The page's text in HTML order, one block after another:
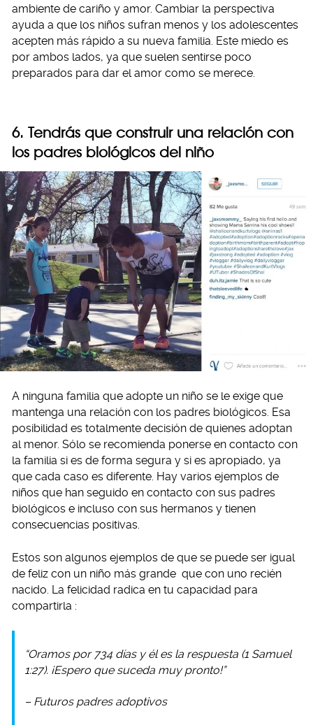
ambiente de cariño y amor. Cambiar la perspectiva
ayuda a que los niños sufran menos y los adolescentes
acepten más rápido a su nueva familia. Este miedo es
por ambos lados, ya que suelen sentirse poco
preparados para dar el amor como se merece.
6. Tendrás que construir una relación con
los padres biológicos del niño
A ninguna familia que adopte un niño se le exige que
mantenga una relación con los padres biológicos. Esa
posibilidad es totalmente decisión de quienes adoptan
al menor. Sólo se recomienda ponerse en contacto con
la familia si es de forma segura y si es apropiado, ya
que cada caso es diferente. Hay varios ejemplos de
niños que han seguido en contacto con sus padres
biológicos e incluso con sus hermanos y tienen
consecuencias positivas.
Estos son algunos ejemplos de que se puede ser igual
de feliz con un niño más grande que con uno recién
nacido. La felicidad radica en tu capacidad para
compartirla :
“Oramos por 734 días y él es la respuesta (1 Samuel
1:27). ¡Espero que suceda muy pronto!”
– Futuros padres adoptivos